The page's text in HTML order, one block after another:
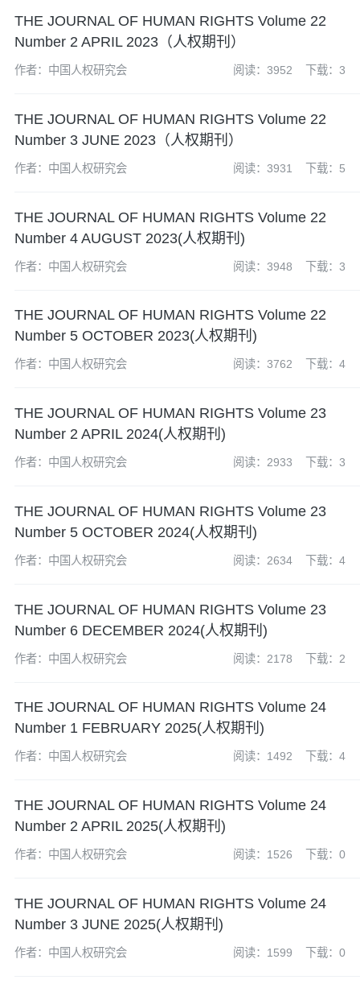
THE JOURNAL OF HUMAN RIGHTS Volume 22
Number 2 APRIL 2023（人权期刊）
作者：中国人权研究会 阅读：3952 下载：3
THE JOURNAL OF HUMAN RIGHTS Volume 22
Number 3 JUNE 2023（人权期刊）
作者：中国人权研究会 阅读：3931 下载：5
THE JOURNAL OF HUMAN RIGHTS Volume 22
Number 4 AUGUST 2023(人权期刊)
作者：中国人权研究会 阅读：3948 下载：3
THE JOURNAL OF HUMAN RIGHTS Volume 22
Number 5 OCTOBER 2023(人权期刊)
作者：中国人权研究会 阅读：3762 下载：4
THE JOURNAL OF HUMAN RIGHTS Volume 23
Number 2 APRIL 2024(人权期刊)
作者：中国人权研究会 阅读：2933 下载：3
THE JOURNAL OF HUMAN RIGHTS Volume 23
Number 5 OCTOBER 2024(人权期刊)
作者：中国人权研究会 阅读：2634 下载：4
THE JOURNAL OF HUMAN RIGHTS Volume 23
Number 6 DECEMBER 2024(人权期刊)
作者：中国人权研究会 阅读：2178 下载：2
THE JOURNAL OF HUMAN RIGHTS Volume 24
Number 1 FEBRUARY 2025(人权期刊)
作者：中国人权研究会 阅读：1492 下载：4
THE JOURNAL OF HUMAN RIGHTS Volume 24
Number 2 APRIL 2025(人权期刊)
作者：中国人权研究会 阅读：1526 下载：0
THE JOURNAL OF HUMAN RIGHTS Volume 24
Number 3 JUNE 2025(人权期刊)
作者：中国人权研究会 阅读：1599 下载：0